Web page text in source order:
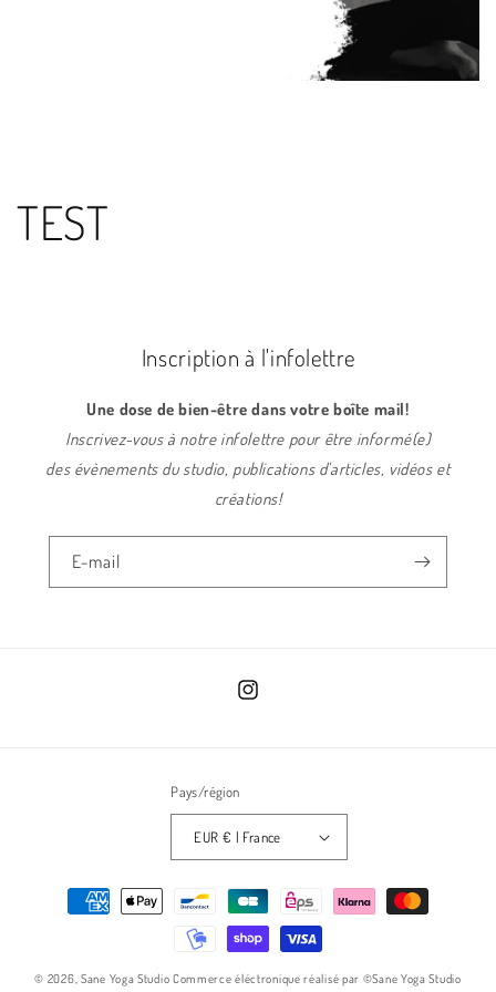
TEST
Inscription à l'infolettre
Une dose de bien-être dans votre boîte mail!
Inscrivez-vous à notre infolettre pour être informé(e)
des évènements du studio, publications d'articles, vidéos et
créations!
E-mail
Instagram
Pays/région
EUR € | France
Moyens
© 2026, Sane Yoga Studio Commerce éléctronique réalisé par ©Sane Yoga Studio